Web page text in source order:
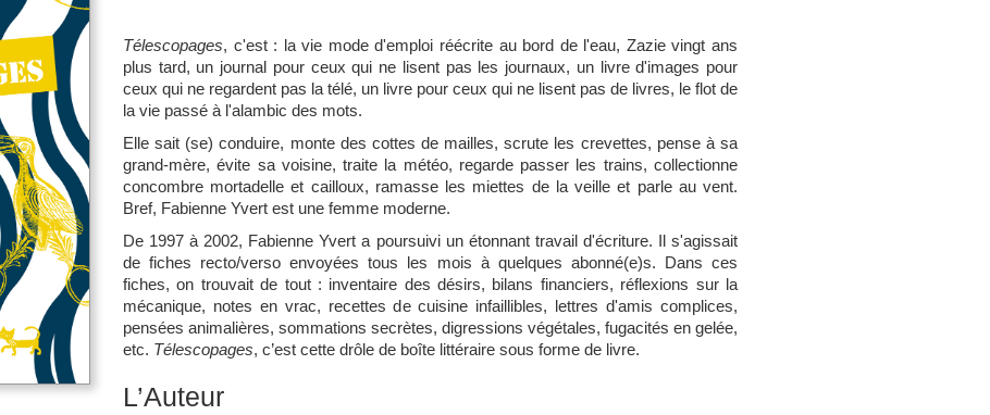
Télescopages, c'est : la vie mode d'emploi réécrite au bord de l'eau, Zazie vingt ans
plus tard, un journal pour ceux qui ne lisent pas les journaux, un livre d'images pour
ceux qui ne regardent pas la télé, un livre pour ceux qui ne lisent pas de livres, le flot de
la vie passé à l'alambic des mots.
Elle sait (se) conduire, monte des cottes de mailles, scrute les crevettes, pense à sa
grand-mère, évite sa voisine, traite la météo, regarde passer les trains, collectionne
concombre mortadelle et cailloux, ramasse les miettes de la veille et parle au vent.
Bref, Fabienne Yvert est une femme moderne.
De 1997 à 2002, Fabienne Yvert a poursuivi un étonnant travail d'écriture. Il s'agissait
de fiches recto/verso envoyées tous les mois à quelques abonné(e)s. Dans ces
fiches, on trouvait de tout : inventaire des désirs, bilans financiers, réflexions sur la
mécanique, notes en vrac, recettes de cuisine infaillibles, lettres d'amis complices,
pensées animalières, sommations secrètes, digressions végétales, fugacités en gelée,
etc. Télescopages, c’est cette drôle de boîte littéraire sous forme de livre.
L’Auteur